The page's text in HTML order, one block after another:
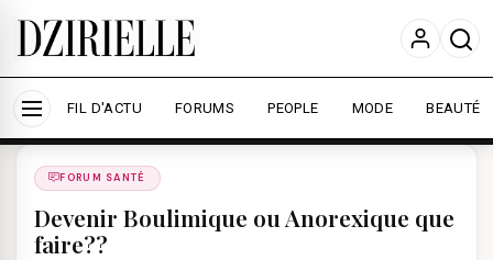
Nous utilisons des cookies pour améliorer votre
expérience et mesurer l'audience.
En savoir plus
Accepter tout Personnaliser
FIL D'ACTU FORUMS PEOPLE MODE BEAUTÉ
Forums
FORUM SANTÉ
Devenir Boulimique ou Anorexique que
faire??